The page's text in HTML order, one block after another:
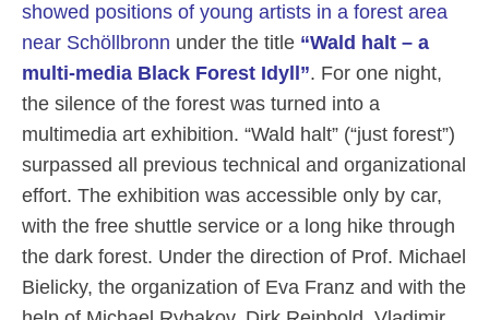
showed positions of young artists in a forest area
near Schöllbronn under the title “Wald halt – a
multi-media Black Forest Idyll”. For one night,
the silence of the forest was turned into a
multimedia art exhibition. “Wald halt” (“just forest”)
surpassed all previous technical and organizational
effort. The exhibition was accessible only by car,
with the free shuttle service or a long hike through
the dark forest. Under the direction of Prof. Michael
Bielicky, the organization of Eva Franz and with the